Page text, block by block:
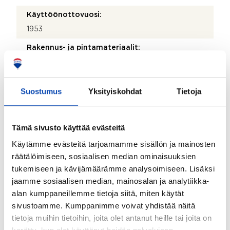
Suostumus Yksityiskohdat Tietoja
Tämä sivusto käyttää evästeitä
Käytämme evästeitä tarjoamamme sisällön ja mainosten
räätälöimiseen, sosiaalisen median ominaisuuksien
tukemiseen ja kävijämäärämme analysoimiseen. Lisäksi
jaamme sosiaalisen median, mainosalan ja analytiikka-
alan kumppaneillemme tietoja siitä, miten käytät
sivustoamme. Kumppanimme voivat yhdistää näitä
tietoja muihin tietoihin, joita olet antanut heille tai joita on
Käyttöönottovuosi:
1953
Rakennus- ja pintamateriaalit:
Harjakatto
Tiili
Lämmitysjärjestelmä:
Puu, ilmavesilämpöpumppu, ilmalämpöpumppu ja
keskuslämmitys
Onko kohteesta energiatodistusta?:
Ei lain edellyttämää energiatodistusta
Asbestikartoitus: